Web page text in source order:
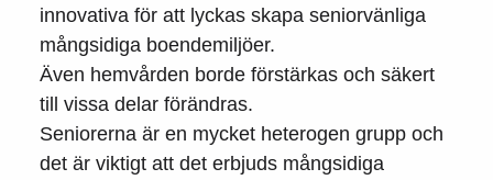
innovativa för att lyckas skapa seniorvänliga
mångsidiga boendemiljöer.
Även hemvården borde förstärkas och säkert
till vissa delar förändras.
Seniorerna är en mycket heterogen grupp och
det är viktigt att det erbjuds mångsidiga